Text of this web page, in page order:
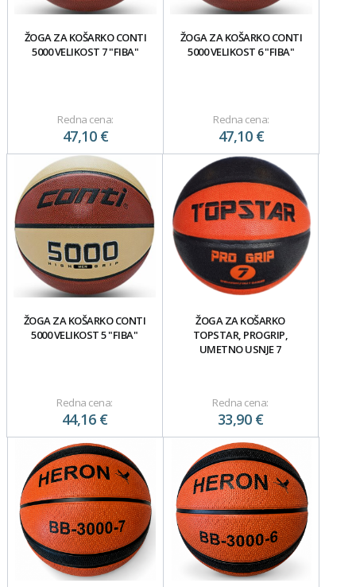
ŽOGA ZA KOŠARKO CONTI
5000 VELIKOST 7 "FIBA"
Redna cena:
47,10 €
ŽOGA ZA KOŠARKO CONTI
5000 VELIKOST 6 "FIBA"
Redna cena:
47,10 €
ŽOGA ZA KOŠARKO CONTI
5000 VELIKOST 5 "FIBA"
Redna cena:
44,16 €
ŽOGA ZA KOŠARKO
TOPSTAR, PROGRIP,
UMETNO USNJE 7
Redna cena:
33,90 €